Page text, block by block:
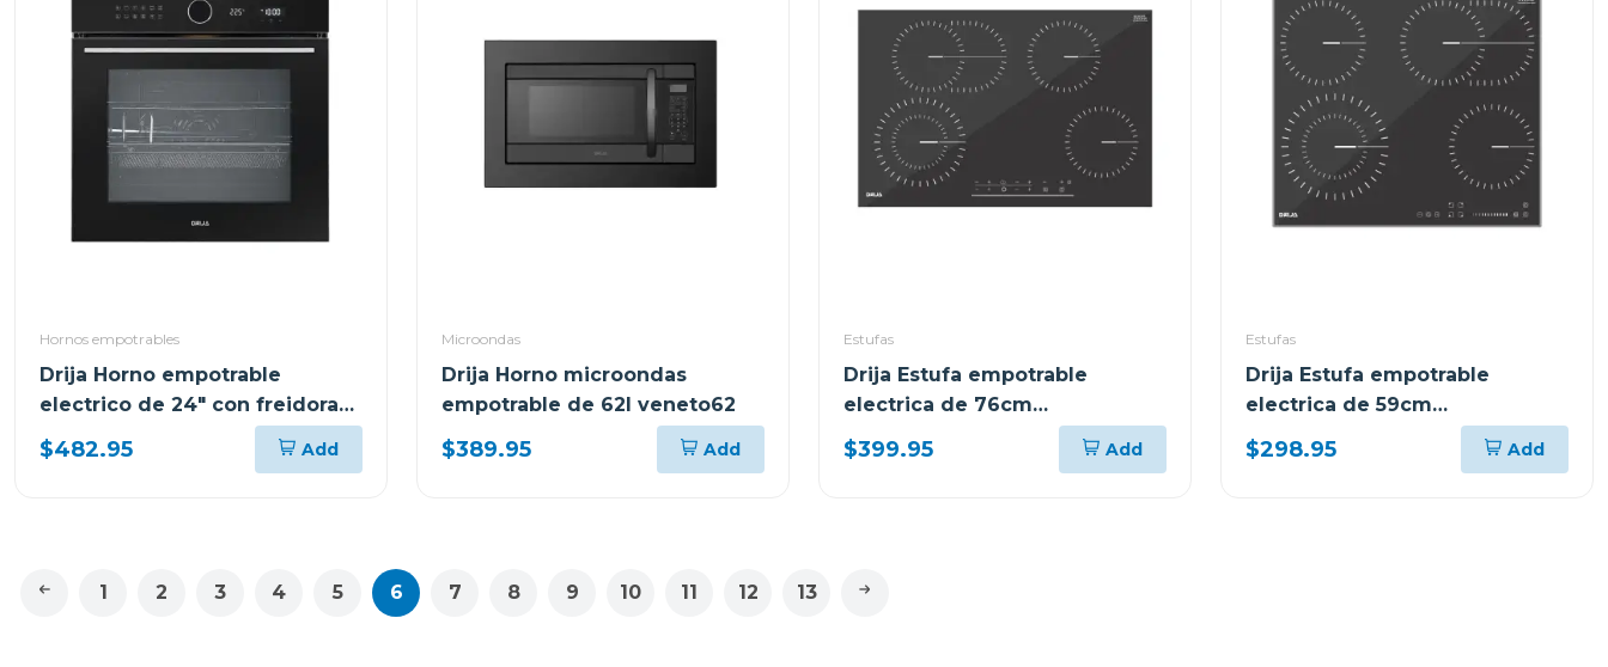
Hornos empotrables
Drija Horno empotrable
electrico de 24" con freidora
de aire indico60
$482.95 Add
Microondas
Drija Horno microondas
empotrable de 62l veneto62
$389.95 Add
Estufas
Drija Estufa empotrable
electrica de 76cm
vitrocerámica berlin76
$399.95 Add
Estufas
Drija Estufa empotrable
electrica de 59cm
vitrocerámica berlin60
$298.95 Add
1 2 3 4 5 6 7 8 9 10 11 12 13